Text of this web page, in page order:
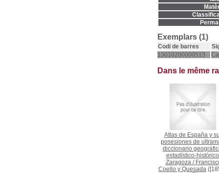
Exemplars (1)
Codi de barres
13010200000513
Dans le même
Atlas de España y
posesiones de
diccionario
estadístico-
Zaragoza/
Coello y Quesada